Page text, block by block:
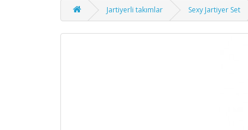
Jartiyerli takımlar Sexy Jartiyer Set